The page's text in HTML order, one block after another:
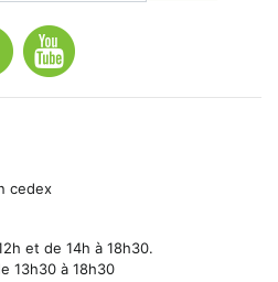
cedex
et de 14h à 18h30.
13h30 à 18h30